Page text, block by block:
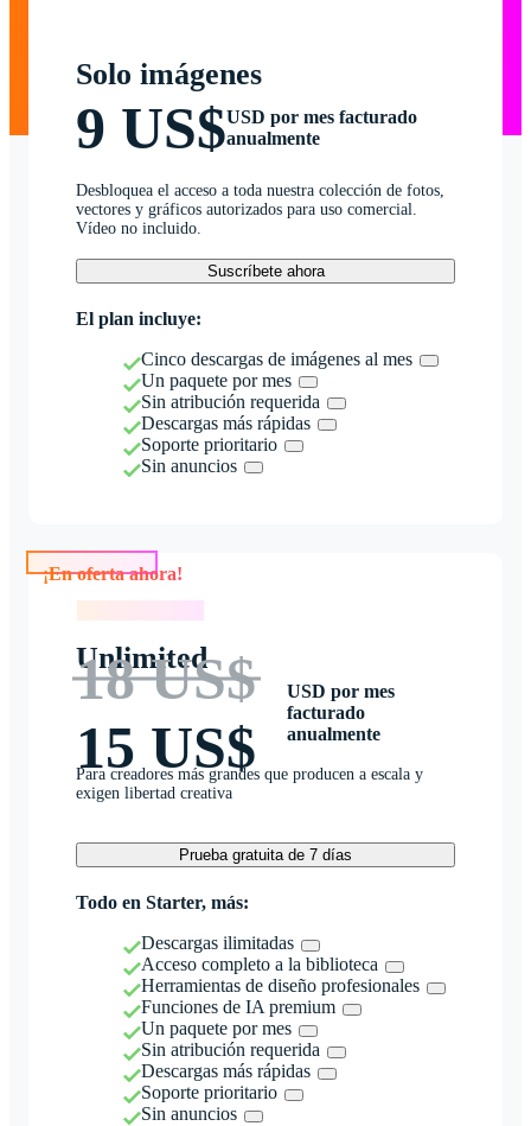
Solo imágenes
9 US$USD por mes facturado
anualmente
Desbloquea el acceso a toda nuestra colección de fotos,
vectores y gráficos autorizados para uso comercial.
Vídeo no incluido.
Suscríbete ahora
El plan incluye:
Cinco descargas de imágenes al mes
Un paquete por mes
Sin atribución requerida
Descargas más rápidas
Soporte prioritario
Sin anuncios
Unlimited
18 US$
15 US$
USD por mes
facturado
anualmente
Para creadores más grandes que producen a escala y
exigen libertad creativa
Prueba gratuita de 7 días
Todo en Starter, más:
Descargas ilimitadas
Acceso completo a la biblioteca
Herramientas de diseño profesionales
Funciones de IA premium
Un paquete por mes
Sin atribución requerida
Descargas más rápidas
Soporte prioritario
Sin anuncios